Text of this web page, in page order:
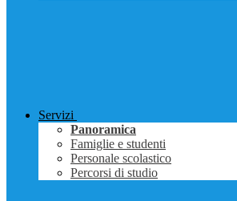
Servizi
Panoramica
Famiglie e studenti
Personale scolastico
Percorsi di studio